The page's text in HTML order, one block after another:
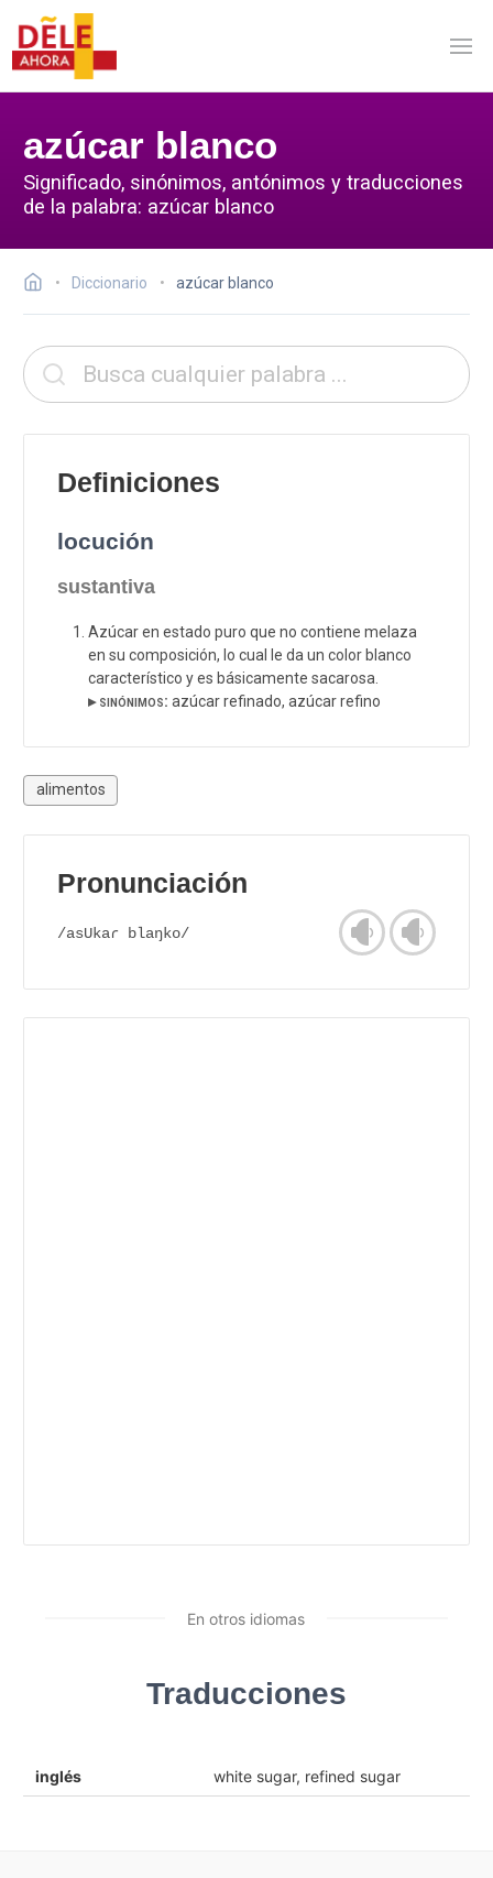
azúcar blanco
Significado, sinónimos, antónimos y traducciones
de la palabra: azúcar blanco
Diccionario azúcar blanco
Definiciones
locución
sustantiva
Azúcar en estado puro que no contiene melaza
en su composición, lo cual le da un color blanco
característico y es básicamente sacarosa.
▸ sinónimos: azúcar refinado, azúcar refino
alimentos
Pronunciación
/asUkaɾ blaŋko/
En otros idiomas
Traducciones
inglés white sugar, refined sugar